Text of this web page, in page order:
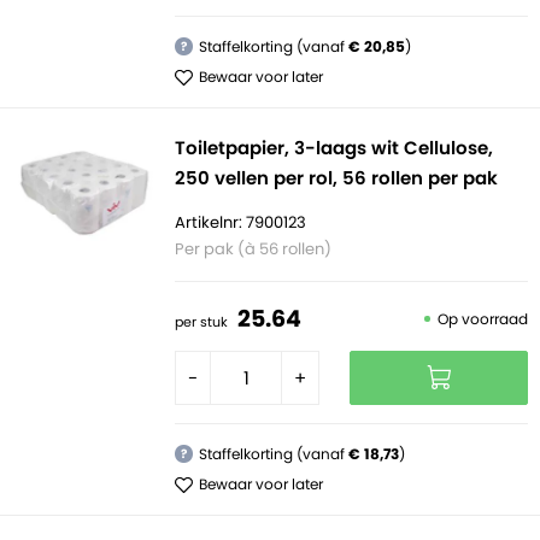
? Staffelkorting (vanaf€ 20,85)
Bewaar voor later
Toiletpapier, 3-laags wit Cellulose,
250 vellen per rol, 56 rollen per pak
Artikelnr: 7900123
Per pak (à 56 rollen)
per stuk 25.64 Op voorraad
- +
? Staffelkorting (vanaf€ 18,73)
Bewaar voor later